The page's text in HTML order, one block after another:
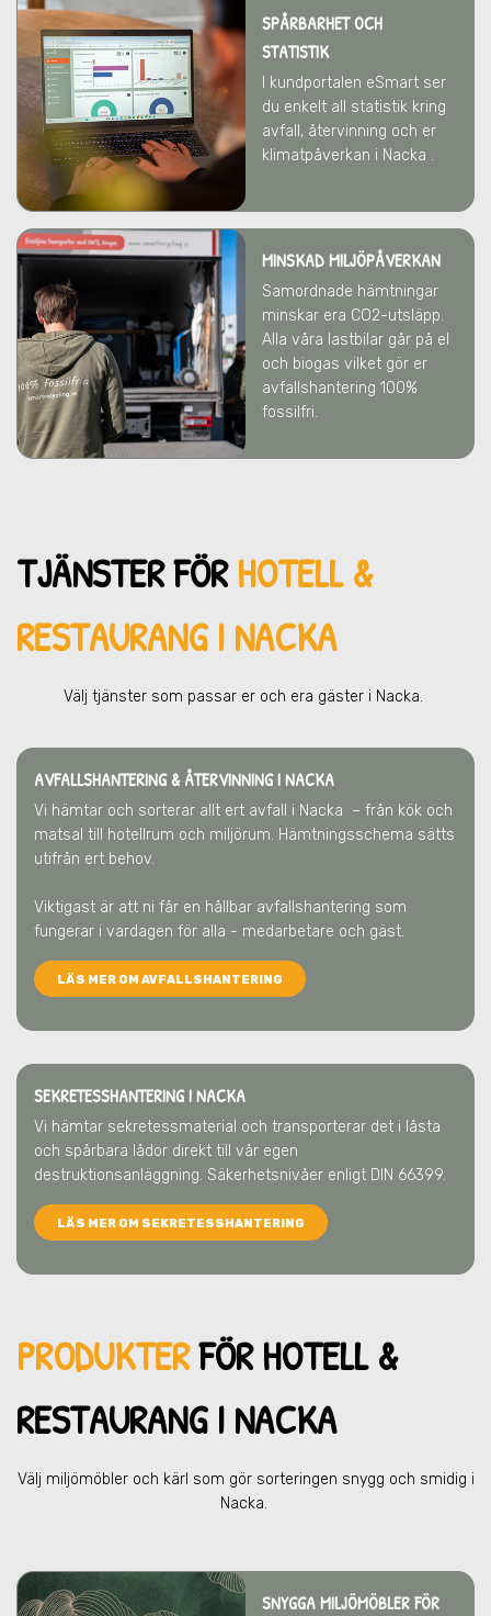
SPÅRBARHET OCH
STATISTIK
I kundportalen eSmart ser
du enkelt all statistik kring
avfall, återvinning och er
klimatpåverkan i Nacka .
MINSKAD MILJÖPÅVERKAN
Samordnade hämtningar
minskar era CO2-utsläpp.
Alla våra lastbilar går på el
och biogas vilket gör er
avfallshantering 100%
fossilfri.
TJÄNSTER FÖRHOTELL &
RESTAURANG I NACKA
Välj tjänster som passar er och era gäster i Nacka.
AVFALLSHANTERING & ÅTERVINNINGI NACKA
Vi hämtar och sorterar allt ert avfall i Nacka – från kök och
matsal till hotellrum och miljörum. Hämtningsschema sätts
utifrån ert behov.
Viktigast är att ni får en hållbar avfallshantering som
fungerar i vardagen för alla - medarbetare och gäst.
LÄS MER OM AVFALLSHANTERING
SEKRETESSHANTERING I NACKA
Vi hämtar sekretessmaterial och transporterar det i låsta
och spårbara lådor direkt till vår egen
destruktionsanläggning. Säkerhetsnivåer enligt DIN 66399.
LÄS MER OM SEKRETESSHANTERING
PRODUKTERFÖR HOTELL &
RESTAURANG I NACKA
Välj miljömöbler och kärl som gör sorteringen snygg och smidig i
Nacka.
SNYGGA MILJÖMÖBLER FÖR